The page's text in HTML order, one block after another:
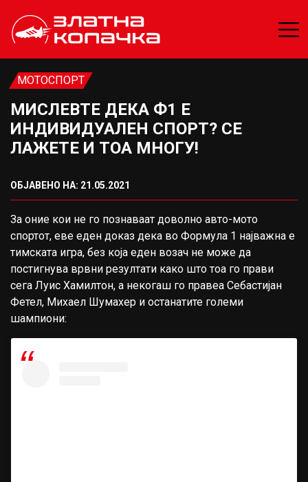
МОТОСПОРТ
МИСЛЕВТЕ ДЕКА Ф1 Е
ИНДИВИДУАЛЕН СПОРТ? СЕ
ЛАЖЕТЕ И ТОА МНОГУ!
ОБЈАВЕНО НА: 21.05.2021
За оние кои не го познаваат доволно авто-мото
спортот, еве еден доказ дека во Формула 1 најважна е
тимската игра, без која еден возач не може да
постигнува врвни резултати како што тоа го прави
сега Луис Хамилтон, а некогаш го правеа Себастијан
Фетел, Михаел Шумахер и останатите големи
шампиони: